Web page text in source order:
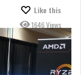
Like this
1646 Views